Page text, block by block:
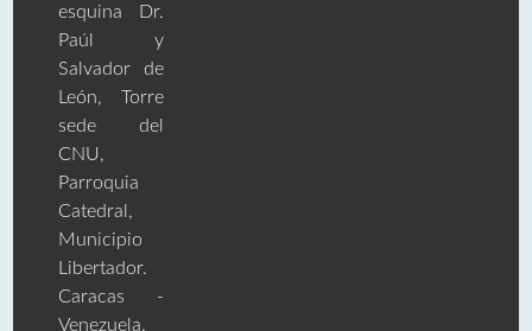
esquina Dr.
Paúl y
Salvador de
León, Torre
sede del
CNU,
Parroquia
Catedral,
Municipio
Libertador.
Caracas -
Venezuela.